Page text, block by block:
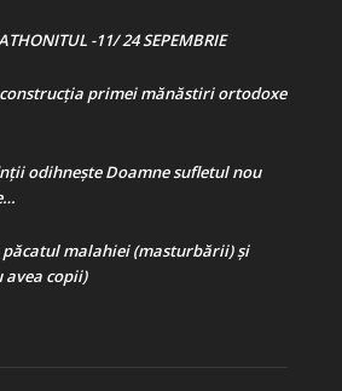
-11/ 24 SEPEMBRIE
primei mănăstiri ortodoxe
odihnește Doamne sufletul nou
păcatul malahiei (masturbării) şi
avea copii)